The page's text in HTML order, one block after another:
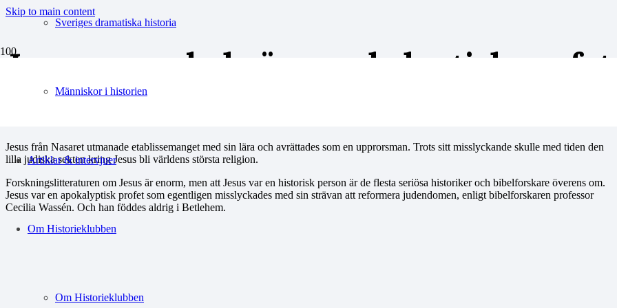
Skip to main content
Sveriges dramatiska historia
Människor i historien
Artiklar & intervjuer
Om Historieklubben
Om Historieklubben
Jesus – en obekväm apokalyptisk profet
Jesus från Nasaret utmanade etablissemanget med sin lära och avrättades som en upprorsman. Trots sitt misslyckande skulle med tiden den
lilla judiska sekten kring Jesus bli världens största religion.
Forskningslitteraturen om Jesus är enorm, men att Jesus var en historisk person är de flesta seriösa historiker och bibelforskare överens om.
Jesus var en apokalyptisk profet som egentligen misslyckades med sin strävan att reformera judendomen, enligt bibelforskaren professor
Cecilia Wassén. Och han föddes aldrig i Betlehem.